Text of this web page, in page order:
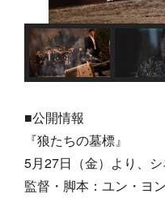
■公開情報
『狼たちの墓標』
5月27日（金）より、
監督・脚本：ユン・ヨ